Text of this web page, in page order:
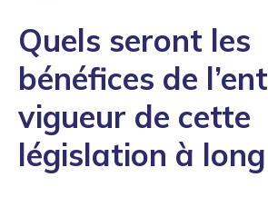
Quels seront les
bénéfices de
vigueur de cette
législation à